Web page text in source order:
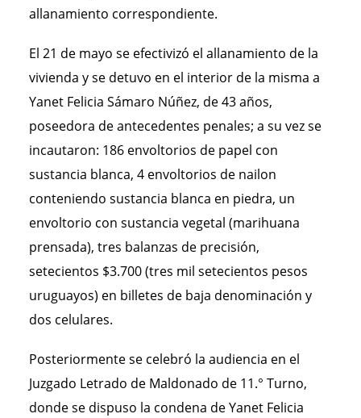
allanamiento correspondiente.
El 21 de mayo se efectivizó el allanamiento de la
vivienda y se detuvo en el interior de la misma a
Yanet Felicia Sámaro Núñez, de 43 años,
poseedora de antecedentes penales; a su vez se
incautaron: 186 envoltorios de papel con
sustancia blanca, 4 envoltorios de nailon
conteniendo sustancia blanca en piedra, un
envoltorio con sustancia vegetal (marihuana
prensada), tres balanzas de precisión,
setecientos $3.700 (tres mil setecientos pesos
uruguayos) en billetes de baja denominación y
dos celulares.
Posteriormente se celebró la audiencia en el
Juzgado Letrado de Maldonado de 11.° Turno,
donde se dispuso la condena de Yanet Felicia